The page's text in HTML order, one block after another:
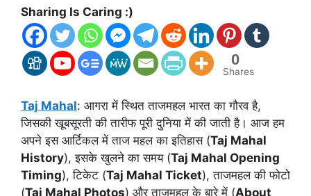
Sharing Is Caring :)
0
Shares
Taj Mahal: आगरा में स्थित ताजमहल भारत का गौरव है,
जिसकी खूबसूरती की तारीफ पूरी दुनिया में की जाती है। आज हम
अपने इस आर्टिकल में ताज महल का इतिहास (Taj Mahal
History), इसके खुलने का समय (Taj Mahal Opening
Timing), टिकेट (Taj Mahal Ticket), ताजमहल की फोटो
(Taj Mahal Photos) और ताजमहल के बारे में (About